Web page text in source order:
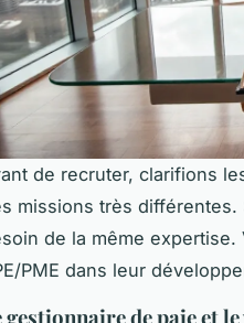
de recruter, clarifions
missions très différentes.
de la même
PME dans leur
gestionnaire de paie et